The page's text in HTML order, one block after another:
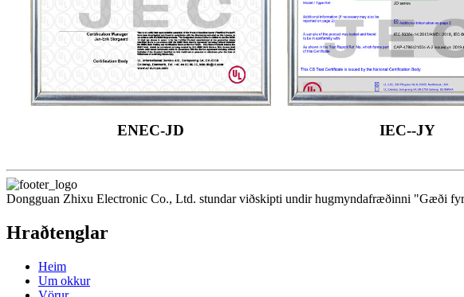
ENEC-JD IEC--JY
Dongguan Zhixu Electronic Co., Ltd. stundar viðskipti undir hugmyndafræðinni "Gæði
Hraðtenglar
Heim
Um okkur